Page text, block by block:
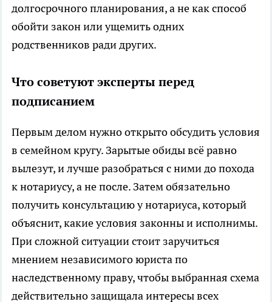
долгосрочного планирования, а не как способ
обойти закон или ущемить одних
родственников ради других.
Что советуют эксперты перед
подписанием
Первым делом нужно открыто обсудить условия
в семейном кругу. Зарытые обиды всё равно
вылезут, и лучше разобраться с ними до похода
к нотариусу, а не после. Затем обязательно
получить консультацию у нотариуса, который
объяснит, какие условия законны и исполнимы.
При сложной ситуации стоит заручиться
мнением независимого юриста по
наследственному праву, чтобы выбранная схема
действительно защищала интересы всех